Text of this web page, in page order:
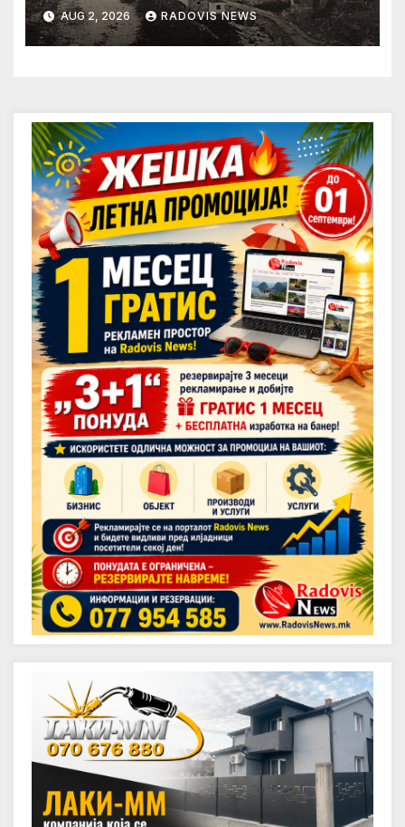
AUG 2, 2026 RADOVIS NEWS